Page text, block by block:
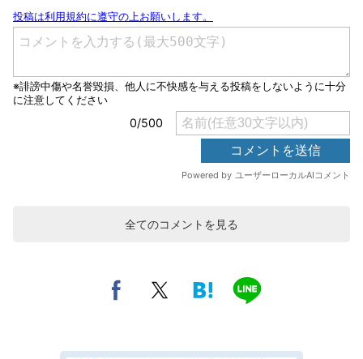
全てのコメントを見る